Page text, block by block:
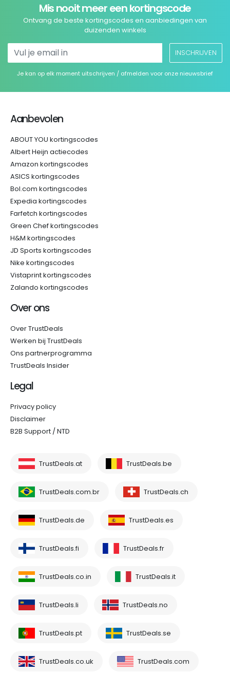
Mis nooit meer een kortingscode
Ontvang de beste kortingscodes en aanbiedingen van
duizenden winkels
INSCHRIJVEN
Je kan op elk moment uitschrijven / afmelden voor onze nieuwsbrief
Aanbevolen
ABOUT YOU kortingscodes
Albert Heijn actiecodes
Amazon kortingscodes
ASICS kortingscodes
Bol.com kortingscodes
Expedia kortingscodes
Farfetch kortingscodes
Green Chef kortingscodes
H&M kortingscodes
JD Sports kortingscodes
Nike kortingscodes
Vistaprint kortingscodes
Zalando kortingscodes
Over ons
Over TrustDeals
Werken bij TrustDeals
Ons partnerprogramma
TrustDeals Insider
Legal
Privacy policy
Disclaimer
B2B Support / NTD
TrustDeals.at TrustDeals.be
TrustDeals.com.br TrustDeals.ch
TrustDeals.de TrustDeals.es
TrustDeals.fi TrustDeals.fr
TrustDeals.co.in TrustDeals.it
TrustDeals.li TrustDeals.no
TrustDeals.pt TrustDeals.se
TrustDeals.co.uk TrustDeals.com